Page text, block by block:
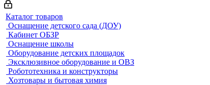
Каталог товаров
Оснащение детского сада (ДОУ)
Кабинет ОБЗР
Оснащение школы
Оборудование детских площадок
Эксклюзивное оборудование и ОВЗ
Робототехника и конструкторы
Хозтовары и бытовая химия